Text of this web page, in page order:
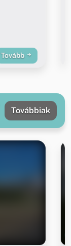
Tovább
Továbbiak